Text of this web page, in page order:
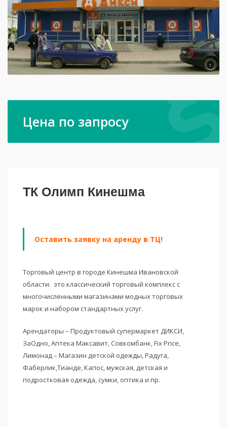
Цена по запросу
ТК Олимп Кинешма
Оставить заявку на аренду в ТЦ!
Торговый центр в городе Кинешма Ивановской
области. это классический торговый комплекс с
многочисленными магазинами модных торговых
марок и набором стандартных услуг.
Арендаторы – Продуктовый супермаркет ДИКСИ,
ЗаОдно, Аптека Максавит, Совкомбанк, Fix Price,
Лимонад – Магазин детской одежды, Радуга,
Фаберлик,Тианде, Капос, мужская, детская и
подростковая одежда, сумки, оптика и пр.